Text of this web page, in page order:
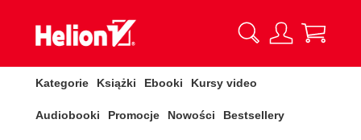
Kategorie Książki Ebooki Kursy video
Audiobooki Promocje Nowości Bestsellery